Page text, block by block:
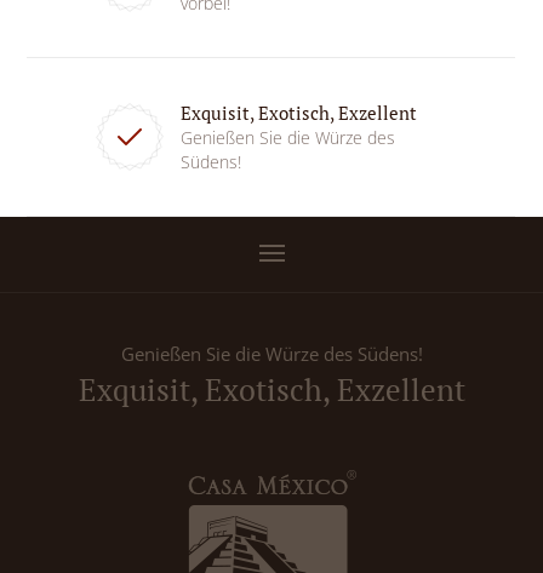
Exquisit, Exotisch, Exzellent
Genießen Sie die Würze des
Südens!
Genießen Sie die Würze des Südens!
Exquisit, Exotisch, Exzellent